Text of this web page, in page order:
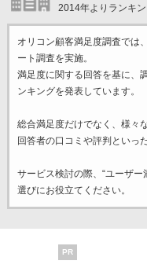
2014年よりランキン
オリコン顧客満足度調査では
ート調査を実施。
満足度に関する回答を基に、
ンキングを発表しています。
総合満足度だけでなく、様々
回答者の口コミや評判といっ
サービス検討の際、“ユーザー
選びにお役立てください。
PR